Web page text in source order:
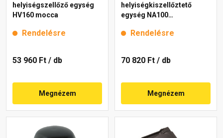
helyiségszellőző egység
HV160 mocca
Rendelésre
53 960 Ft / db
Megnézem
helyiségkiszellőztető
egység NA100
Rendelésre
70 820 Ft / db
Megnézem